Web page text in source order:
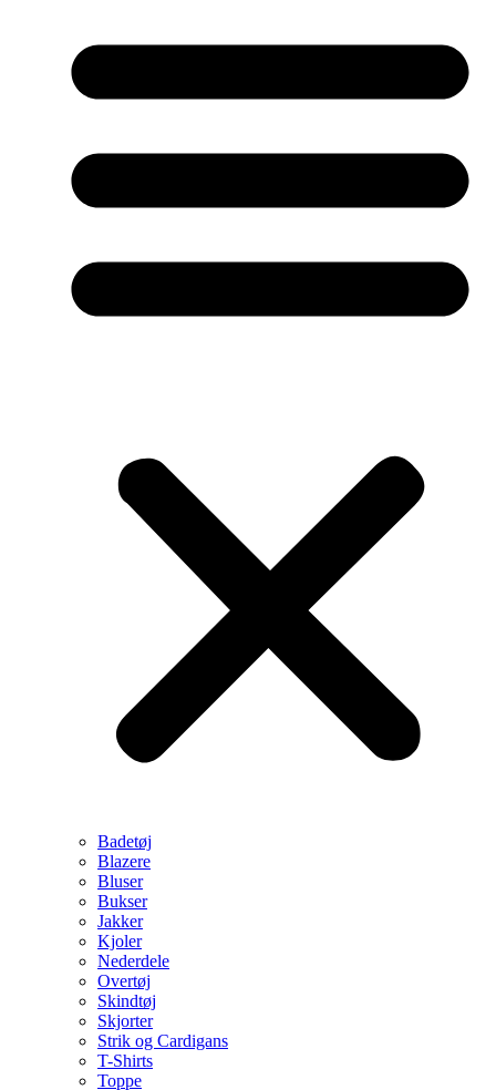
Badetøj
Blazere
Bluser
Bukser
Jakker
Kjoler
Nederdele
Overtøj
Skindtøj
Skjorter
Strik og Cardigans
T-Shirts
Toppe